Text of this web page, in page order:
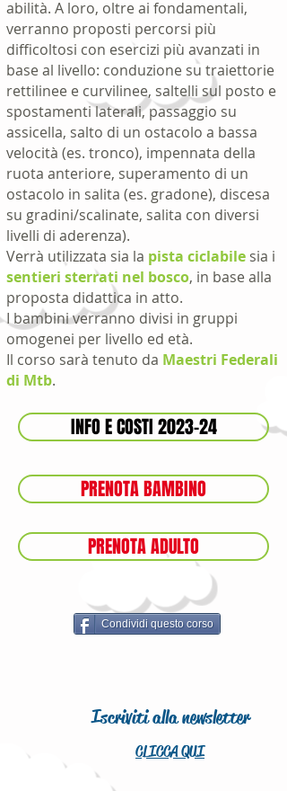
abilità. A loro, oltre ai fondamentali,
verranno proposti percorsi più
difficoltosi con esercizi più avanzati in
base al livello: conduzione su traiettorie
rettilinee e curvilinee, saltelli sul posto e
spostamenti laterali, passaggio su
assicella, salto di un ostacolo a bassa
velocità (es. tronco), impennata della
ruota anteriore, superamento di un
ostacolo in salita (es. gradone), discesa
su gradini/scalinate, salita con diversi
livelli di aderenza).
Verrà utilizzata sia la pista ciclabile sia i
sentieri sterrati nel bosco, in base alla
proposta didattica in atto.
I bambini verranno divisi in gruppi
omogenei per livello ed età.
Il corso sarà tenuto da Maestri Federali
di Mtb.
INFO E COSTI 2023-24
PRENOTA BAMBINO
PRENOTA ADULTO
Condividi questo corso
Iscriviti alla newsletter
CLICCA QUI